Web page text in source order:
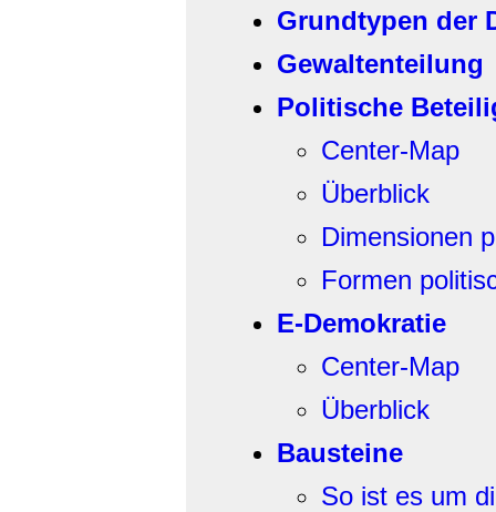
Grundtypen der
Gewaltenteilung
Politische
Center-Map
Überblick
Dimensionen
Formen
E-Demokratie
Center-Map
Überblick
Bausteine
So ist es um